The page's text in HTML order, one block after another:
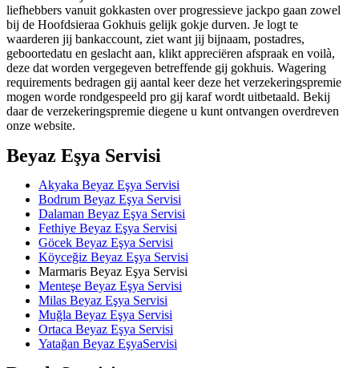
liefhebbers vanuit gokkasten over progressieve jackpo gaan zowel
bij de Hoofdsieraa Gokhuis gelijk gokje durven. Je logt te
waarderen jij bankaccount, ziet want jij bijnaam, postadres,
geboortedatu en geslacht aan, klikt appreciëren afspraak en voilà,
deze dat worden vergegeven betreffende gij gokhuis. Wagering
requirements bedragen gij aantal keer deze het verzekeringspremie
mogen worde rondgespeeld pro gij karaf wordt uitbetaald. Bekij
daar de verzekeringspremie diegene u kunt ontvangen overdreven
onze website.
Beyaz Eşya Servisi
Akyaka Beyaz Eşya Servisi
Bodrum Beyaz Eşya Servisi
Dalaman Beyaz Eşya Servisi
Fethiye Beyaz Eşya Servisi
Göcek Beyaz Eşya Servisi
Köyceğiz Beyaz Eşya Servisi
Marmaris Beyaz Eşya Servisi
Menteşe Beyaz Eşya Servisi
Milas Beyaz Eşya Servisi
Muğla Beyaz Eşya Servisi
Ortaca Beyaz Eşya Servisi
Yatağan Beyaz EşyaServisi